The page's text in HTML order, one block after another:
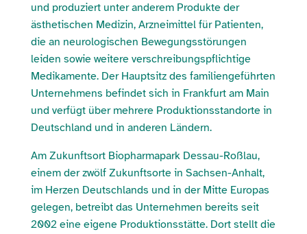
und produziert unter anderem Produkte der
ästhetischen Medizin, Arzneimittel für Patienten,
die an neurologischen Bewegungsstörungen
leiden sowie weitere verschreibungspflichtige
Medikamente. Der Hauptsitz des familiengeführten
Unternehmens befindet sich in Frankfurt am Main
und verfügt über mehrere Produktionsstandorte in
Deutschland und in anderen Ländern.
Am Zukunftsort Biopharmapark Dessau-Roßlau,
einem der zwölf Zukunftsorte in Sachsen-Anhalt,
im Herzen Deutschlands und in der Mitte Europas
gelegen, betreibt das Unternehmen bereits seit
2002 eine eigene Produktionsstätte. Dort stellt die